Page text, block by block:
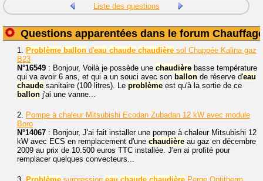
Liste des questions
Questions apparentées dans le forum
1. Problème ballon d'eau chaude chaudière sol Chappée Kalina gaz
B23
N°16549 : Bonjour, Voilà je possède une chaudière basse température
qui va avoir 6 ans, et qui a un souci avec son ballon de réserve d'eau
chaude sanitaire (100 litres). Le problème est qu'à la sortie de ce
ballon j'ai une vanne...
2. Pompe à chaleur Mitsubishi Ecodan Zubadan 12 kW avec module
Boro
N°14067 : Bonjour, J'ai fait installer une pompe à chaleur Mitsubishi 12
kW avec ECS en remplacement d'une chaudière au gaz en décembre
2009 au prix de 10.500 euros TTC installée. J'en ai profité pour
remplacer quelques convecteurs...